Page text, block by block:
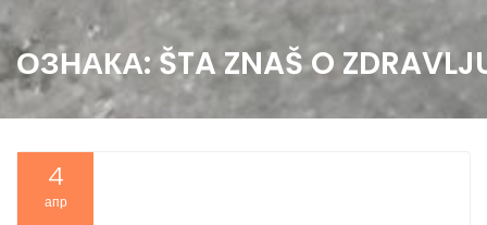
ОЗНАКА: ŠTA ZNAŠ O
4
апр